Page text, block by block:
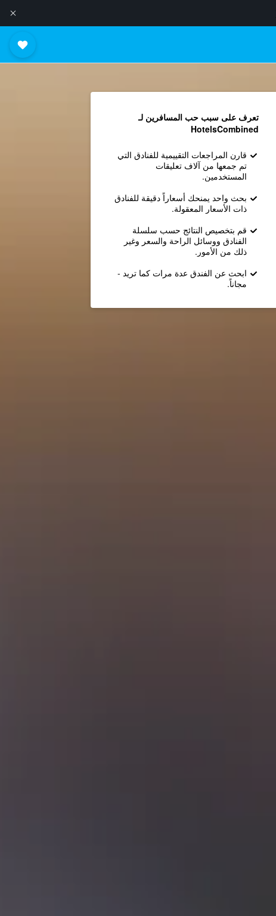
تعرف على سبب حب المسافرين لـ
HotelsCombined
قارن المراجعات التقييمية للفنادق التي
تم جمعها من آلاف تعليقات
المستخدمين.
بحث واحد يمنحك أسعاراً دقيقة للفنادق
ذات الأسعار المعقولة.
قم بتخصيص النتائج حسب سلسلة
الفنادق ووسائل الراحة والسعر وغير
ذلك من الأمور.
ابحث عن الفندق عدة مرات كما تريد -
مجاناً.